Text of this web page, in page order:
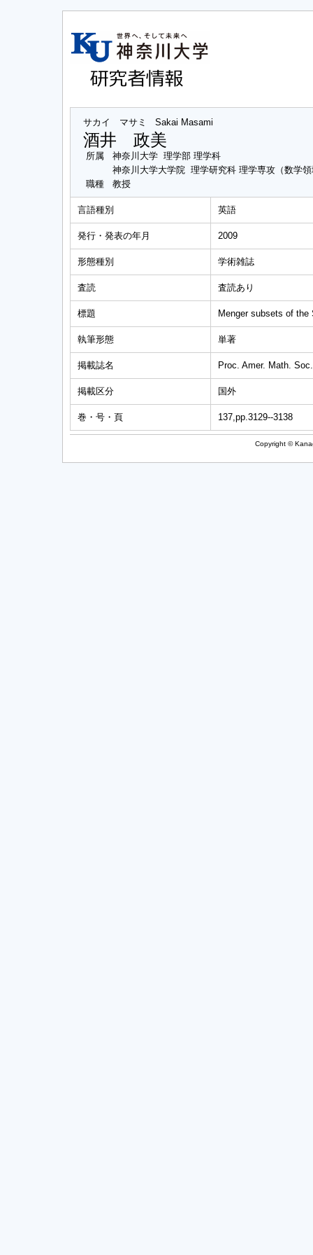
サカイ マサミ Sakai Masami
酒井 政美
所属
神奈川大学 理学部 理学科
神奈川大学大学院 理学研究科 理学専攻（数学
職種
教授
言語種別 英語
発行・発表の年月 2009
形態種別 学術雑誌
査読 査読あり
標題 Menger subsets of the
執筆形態 単著
掲載誌名 Proc. Amer. Math. Soc.
掲載区分 国外
巻・号・頁 137,pp.3129--3138
Copyright ©